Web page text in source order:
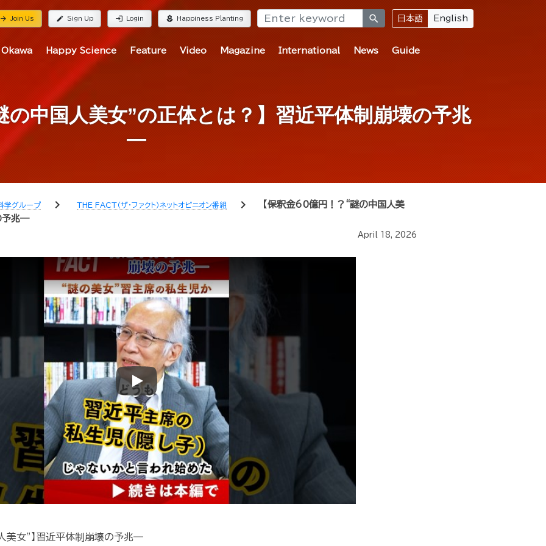
Join Us edit Sign Up login Login local_florist Happiness Planting search 日本語 English
Happy Science Feature Video Magazine International News Guide
の中国人美女”の正体とは？】習近平体制崩壊の予兆
―
学グループ chevron_right THE FACT（ザ・ファクト）ネットオピニオン番組 chevron_right
【保釈金60億円！？“謎の中国人美
予兆―
April 18, 2026
Play
美女”】習近平体制崩壊の予兆―